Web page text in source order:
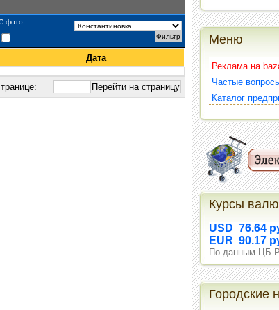
фото
Дата
Меню
Реклама на
Частые
Каталог
Курсы
USD 76.64
EUR 90.17
По данным ЦБ
Городские